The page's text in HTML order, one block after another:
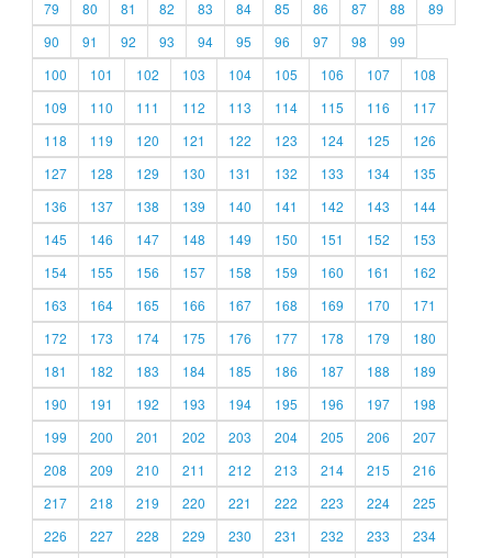
79
80 81 82 83 84 85 86 87 88
89
90
91 92 93 94 95 96 97 98
99
100
101 102 103 104 105 106 107
108
109
110 111 112 113 114 115 116
117
118
119 120 121 122 123 124 125
126
127
128 129 130 131 132 133 134
135
136
137 138 139 140 141 142 143
144
145
146 147 148 149 150 151 152
153
154
155 156 157 158 159 160 161
162
163
164 165 166 167 168 169 170
171
172
173 174 175 176 177 178 179
180
181
182 183 184 185 186 187 188
189
190
191 192 193 194 195 196 197
198
199
200 201 202 203 204 205 206
207
208
209 210 211 212 213 214 215
216
217
218 219 220 221 222 223 224
225
226
227 228 229 230 231 232 233
234